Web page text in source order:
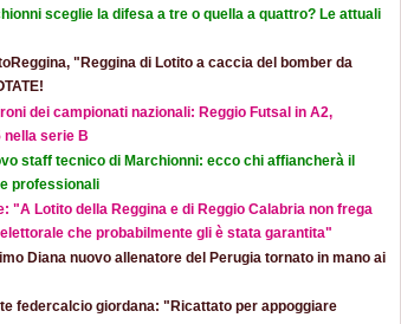
sceglie la difesa a tre o quella a quattro? Le attuali
"Reggina di Lotito a caccia del bomber da
dei campionati nazionali: Reggio Futsal in A2,
nella serie B
staff tecnico di Marchionni: ecco chi affiancherà il
professionali
"A Lotito della Reggina e di Reggio Calabria non frega
che probabilmente gli è stata garantita"
Diana nuovo allenatore del Perugia tornato in mano ai
federcalcio giordana: "Ricattato per appoggiare